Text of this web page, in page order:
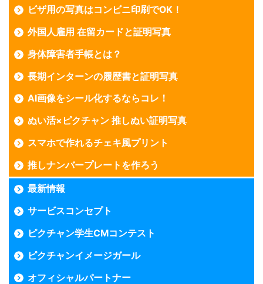
ビザ用の写真はコンビニ印刷でOK！
外国人雇用 在留カードと証明写真
身体障害者手帳とは？
長期インターンの履歴書と証明写真
AI画像をシール化するならコレ！
ぬい活×ピクチャン 推しぬい証明写真
スマホで作れるチェキ風プリント
推しナンバープレートを作ろう
最新情報
サービスコンセプト
ピクチャン学生CMコンテスト
ピクチャンイメージガール
オフィシャルパートナー